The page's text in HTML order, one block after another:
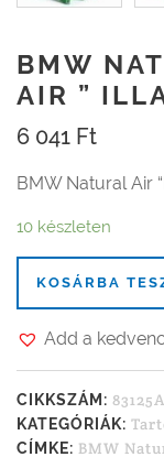
BMW
AIR ”
6 041 Ft
BMW Natural Air
10 készleten
KOSÁRBA
Add a
CIKKSZÁM:
KATEGÓRIÁK:
CÍMKE: BMW